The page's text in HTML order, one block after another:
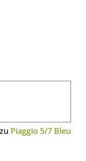
zu Piaggio 5/7 Bleu